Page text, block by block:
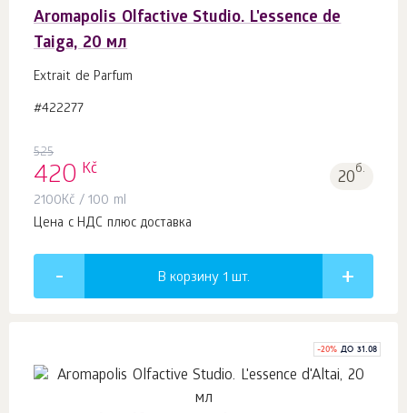
Aromapolis Olfactive Studio. L'essence de
Taiga, 20 мл
Extrait de Parfum
#422277
525
420 Kč 20б.
2100Kč / 100 ml
Цена с НДС плюс доставка
В корзину 1 шт.
-20% ДО 31.08